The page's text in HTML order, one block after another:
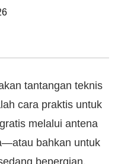
tantangan teknis
cara praktis untuk
melalui antena
bahkan untuk
bepergian.